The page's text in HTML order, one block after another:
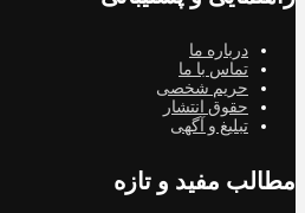
درباره ما
تماس با ما
حریم شخصی
حقوق انتشار
تبلیغ و آگهی
مطالب مفید و تازه